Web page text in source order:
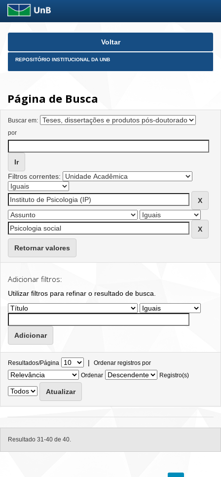
Skip
Voltar
REPOSITÓRIO INSTITUCIONAL DA UNB
Página de Busca
Buscar em:
por
Filtros correntes:
Retornar valores
Adicionar filtros:
Utilizar filtros para refinar o resultado de busca.
Resultados/Página | Ordenar registros por
Ordenar
Registro(s)
Resultado 31-40 de 40.